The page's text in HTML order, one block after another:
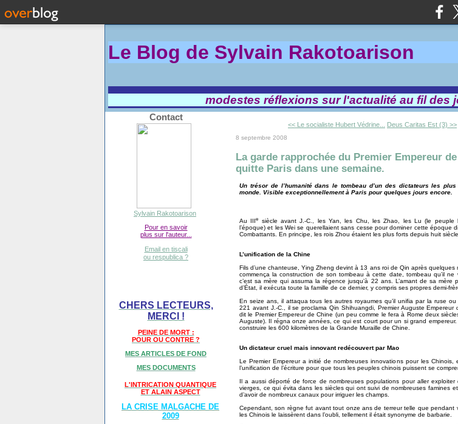
Le Blog de Sylvain Rakotoa
modestes réflexions sur l'actualité au fil des
Contact
Sylvain Rakotoarison
Pour en savoir
plus sur l'auteur...
Email en tiscali
ou respublica ?
CHERS LECTEURS,
MERCI !
PEINE DE MORT :
POUR OU CONTRE ?
MES ARTICLES DE FOND
MES DOCUMENTS
L'INTRICATION QUANTIQUE
ET ALAIN ASPECT
LA CRISE MALGACHE DE
2009
<< Le socialiste Hubert Védrine... Deus Caritas Est (3) >>
8 septembre 2008
La garde rapprochée du Premier Empereur
quitte Paris dans une semaine.
Un trésor de l’humanité dans le tombeau d’un des dictateurs les
monde. Visible exceptionnellement à Paris pour quelques jours encore.
Au IIIe siècle avant J.-C., les Yan, les Chu, les Zhao, les Lu (le peuple
l’époque) et les Wei se querellaient sans cesse pour dominer cette époque
Combattants. En principe, les rois Zhou étaient les plus forts depuis huit
L’unification de la Chine
Fils d’une chanteuse, Ying Zheng devint à 13 ans roi de Qin après quelques
commença la construction de son tombeau à cette date, tombeau qu’il ne
c’est sa mère qui assuma la régence jusqu’à 22 ans. L’amant de sa mère
d’État, il exécuta toute la famille de ce dernier, y compris ses propres demi-
En seize ans, il attaqua tous les autres royaumes qu’il unifia par la ruse
221 avant J.-C., il se proclama Qin Shihuangdi, Premier Auguste Empereur
dit le Premier Empereur de Chine (un peu comme le fera à Rome deux
Auguste). Il régna onze années, ce qui est court pour un si grand
construire les 600 kilomètres de la Grande Muraille de Chine.
Un dictateur cruel mais innovant redécouvert par Mao
Le Premier Empereur a initié de nombreuses innovations pour les Chinois,
l’unification de l’écriture pour que tous les peuples chinois puissent se
Il a aussi déporté de force de nombreuses populations pour aller exploiter
vierges, ce qui évita dans les siècles qui ont suivi de nombreuses famines
d’avoir de nombreux canaux pour irriguer les champs.
Cependant, son règne fut avant tout onze ans de terreur telle que pendant
les Chinois le laissèrent dans l’oubli, tellement il était synonyme de barbarie.